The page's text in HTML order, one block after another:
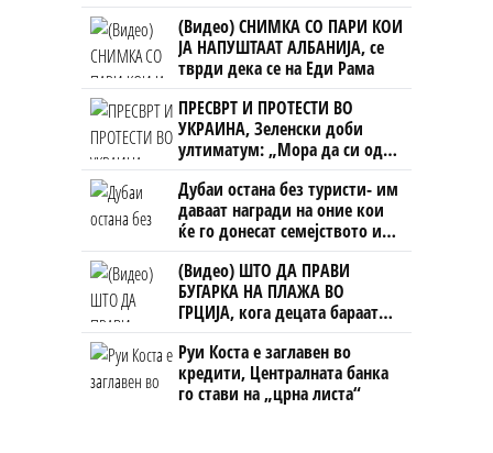
(Видео) СНИМКА СО ПАРИ КОИ
ЈА НАПУШТААТ АЛБАНИЈА, се
тврди дека се на Еди Рама
ПРЕСВРТ И ПРОТЕСТИ ВО
УКРАИНА, Зеленски доби
ултиматум: „Мора да си оди,
крајниот рок е петок!“
Дубаи остана без туристи- им
даваат награди на оние кои
ќе го донесат семејството или
пријателите
(Видео) ШТО ДА ПРАВИ
БУГАРКА НА ПЛАЖА ВО
ГРЦИЈА, кога децата бараат
домашно месо
Руи Коста е заглавен во
кредити, Централната банка
го стави на „црна листа“